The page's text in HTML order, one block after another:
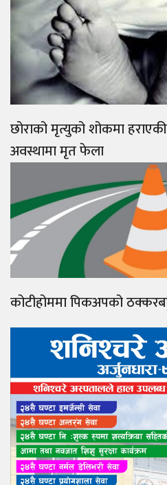
छोराको मृत्युको शोकमा
अवस्थामा मृत फेला
कोटीहोममा पिकअपको